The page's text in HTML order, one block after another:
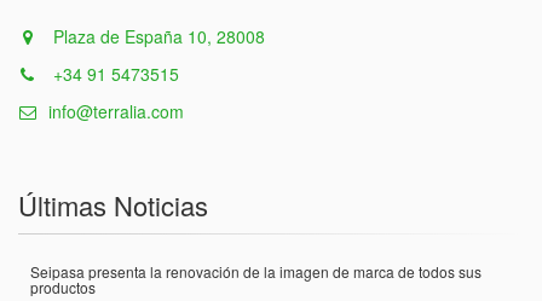
Plaza de España 10, 28008
+34 91 5473515
info@terralia.com
Últimas Noticias
Seipasa presenta la renovación de la imagen de marca de todos sus
productos